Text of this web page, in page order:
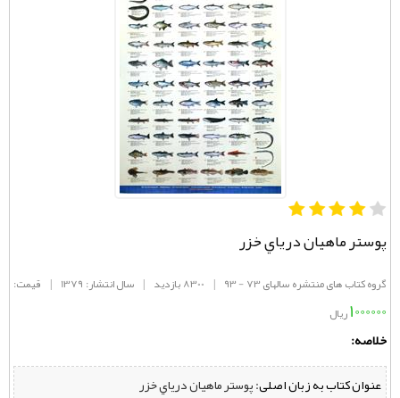
پوستر ماهيان درياي خزر
گروه کتاب های منتشره سالهای 73 - 93 | 8300 بازدید | سال انتشار: 1379 | قیمت:
1000000ریال
خلاصه:
عنوان کتاب به زبان اصلی:پوستر ماهيان درياي خزر